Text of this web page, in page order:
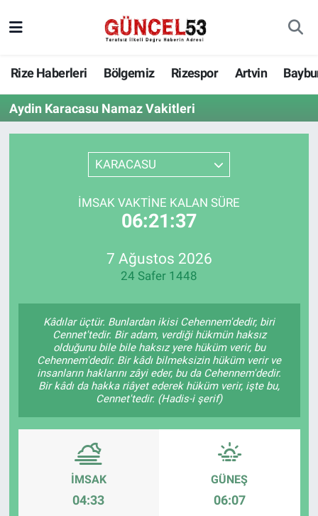
Rize Haberleri Bölgemiz Rizespor Artvin
Aydin Karacasu Namaz Vakitleri
KARACASU
İMSAK VAKTINE KALAN SÜRE
06:21:37
7 Ağustos 2026
24 Safer 1448
Kâdılar üçtür. Bunlardan ikisi Cehennem'dedir, biri
Cennet'tedir. Bir adam, verdiği hükmün haksız
olduğunu bile bile haksız yere hüküm verir, bu
Cehennem'dedir. Bir kâdı bilmeksizin hüküm verir ve
insanların haklarını zâyi eder, bu da Cehennem'dedir.
Bir kâdı da hakka riâyet ederek hüküm verir, işte bu,
Cennet'tedir. (Hadis-i şerif)
İMSAK
04:33
GÜNEŞ
06:07